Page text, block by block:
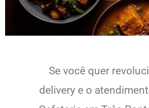
Se você quer
delivery e o